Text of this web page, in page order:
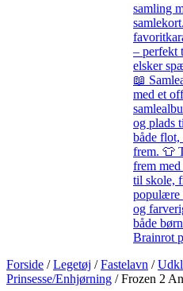
samling
– perfekt
elsker
📖
med et
og plads
både
frem. 👕
frem
til skole,
populære
og
både
Brainrot
Forside /Legetøj /Fastelavn /
Prinsesse/Enhjørning / Frozen 2